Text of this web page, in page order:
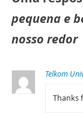
pequena e
nosso redor
Telkom
Thanks